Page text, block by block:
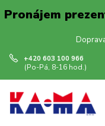
Pronájem
+420 603 100 966
(Po-Pá, 8-16 hod.)